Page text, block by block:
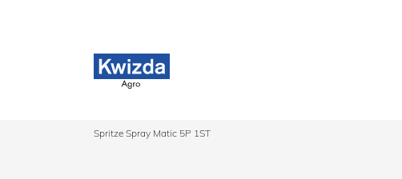
Spritze Spray Matic 5P 1ST